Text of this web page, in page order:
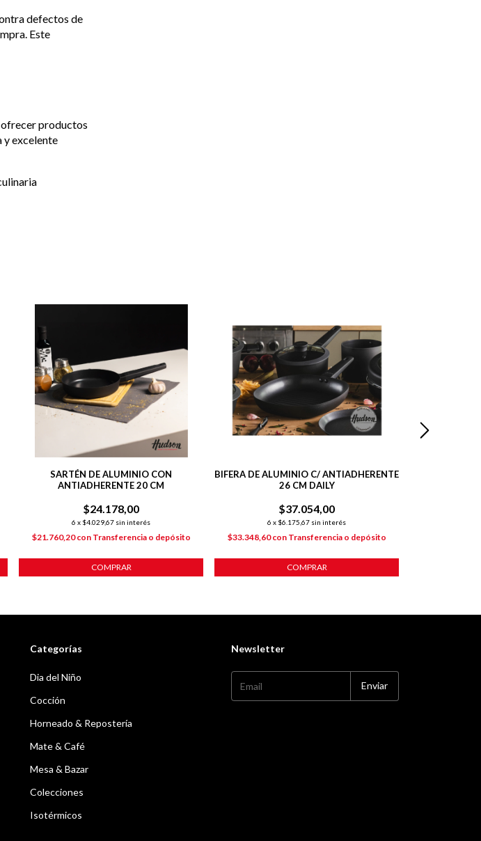
defectos de
Este
ofrecer productos
y excelente
SARTÉN DE ALUMINIO CON
ANTIADHERENTE 20 CM
$24.178,00
6 x $4.029,67 sin interés
$21.760,20con Transferencia o depósito
COMPRAR
BIFERA DE ALUMINIO C/ ANTIADHERENTE
26 CM DAILY
$37.054,00
6 x $6.175,67 sin interés
$33.348,60con Transferencia o depósito
COMPRAR
Categorías
Dia del Niño
Cocción
Horneado & Repostería
Mate & Café
Mesa & Bazar
Colecciones
Isotérmicos
Newsletter